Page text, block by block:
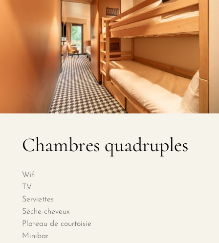
Chambres quadruples
Wifi
TV
Serviettes
Sèche-cheveux
Plateau de courtoisie
Minibar